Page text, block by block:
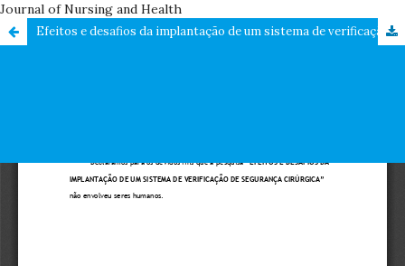
Journal of Nursing and Health
Efeitos e desafios da implantação de um sistema de verificação de segurança cirúrgica: revisão integrativa